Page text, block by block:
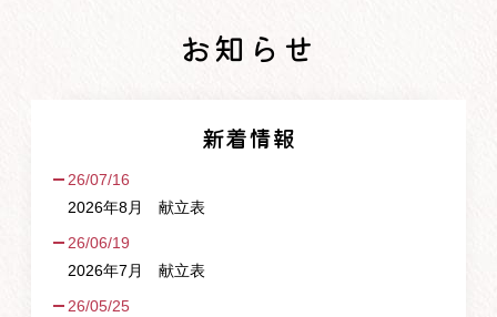
お知らせ
新着情報
26/07/16
2026年8月 献立表
26/06/19
2026年7月 献立表
26/05/25